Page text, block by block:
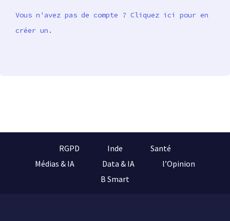
Vous n'avez pas de compte ? Cliquez ici pour en
créer un.
RGPD Inde
Santé
Médias & IA
Data & IA
l’Opinion
B Smart